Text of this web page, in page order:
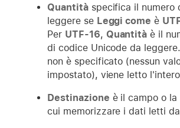
Quantitàspecifica il numero
leggere se Leggi come è
Per UTF-16, Quantità è il
di codice Unicode da
non è specificato (nessun
impostato), viene letto
Destinazione è il campo o
cui memorizzare i dati letti